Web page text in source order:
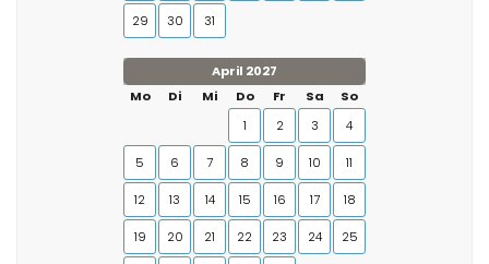
29 30 31
April 2027
Mo
Di Mi Do Fr Sa
So
1
2 3 4
5 6 7 8 9 10 11
12 13 14 15 16 17 18
19 20 21 22 23 24 25